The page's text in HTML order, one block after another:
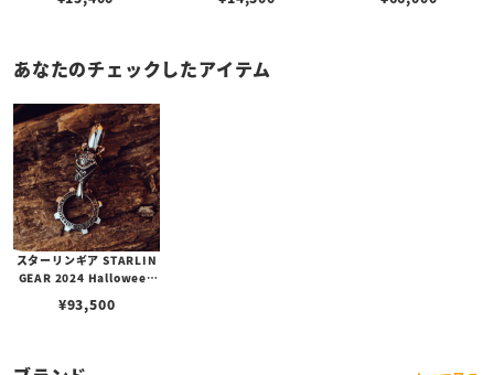
ブスタークラスプ＆LTロ
あなたのチェックしたアイテム
スターリンギア STARLIN
GEAR 2024 Halloween
ペンダント w/ギアフープ
¥93,500